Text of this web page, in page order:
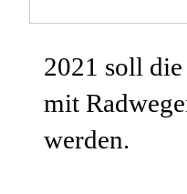
2021 soll
mit
werden.